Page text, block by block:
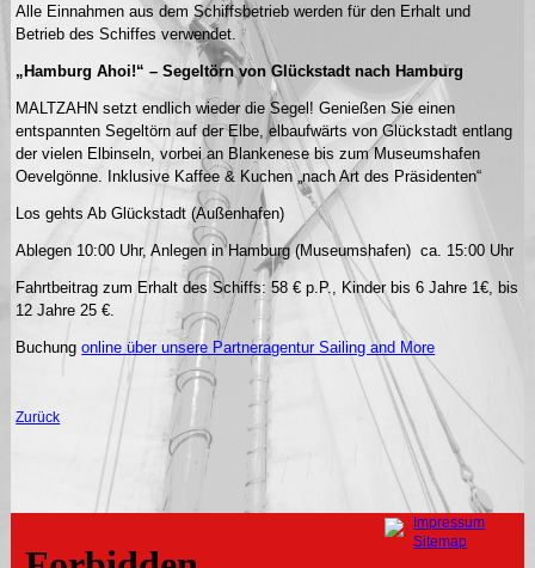
Alle Einnahmen aus dem Schiffsbetrieb werden für den Erhalt und
Betrieb des Schiffes verwendet.
„Hamburg Ahoi!“ – Segeltörn von Glückstadt nach Hamburg
MALTZAHN setzt endlich wieder die Segel! Genießen Sie einen
entspannten Segeltörn auf der Elbe, elbaufwärts von Glückstadt entlang
der vielen Elbinseln, vorbei an Blankenese bis zum Museumshafen
Oevelgönne. Inklusive Kaffee & Kuchen „nach Art des Präsidenten“
Los gehts Ab Glückstadt (Außenhafen)
Ablegen 10:00 Uhr, Anlegen in Hamburg (Museumshafen) ca. 15:00 Uhr
Fahrtbeitrag zum Erhalt des Schiffs: 58 € p.P., Kinder bis 6 Jahre 1€, bis
12 Jahre 25 €.
Buchungonline über unsere Partneragentur Sailing and More
Zurück
Navigation
überspringen
Impressum
Sitemap